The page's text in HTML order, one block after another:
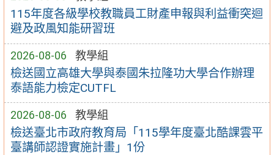
115年度各級學校教職員工財產申報與利益衝突迴
避及政風知能研習班
2026-08-06 教學組
檢送國立高雄大學與泰國朱拉隆功大學合作辦理
泰語能力檢定CUTFL
2026-08-06 教學組
檢送臺北市政府教育局「115學年度臺北酷課雲平
臺講師認證實施計畫」1份